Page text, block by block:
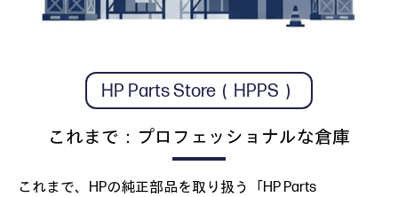
HP Parts Store（HPPS）
これまで：プロフェッショナルな倉庫
これまで、HPの純正部品を取り扱う「HP Parts